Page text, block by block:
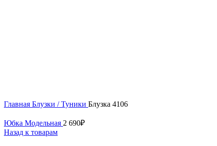
Главная Блузки / Туники Блузка 4106
Юбка Модельная 2 690₽
Назад к товарам